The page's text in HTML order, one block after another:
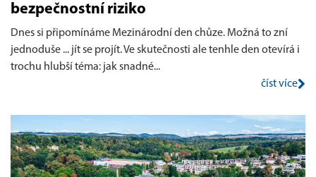
bezpečnostní riziko
Dnes si připomínáme Mezinárodní den chůze. Možná to zní
jednoduše ... jít se projít. Ve skutečnosti ale tenhle den otevírá i
trochu hlubší téma: jak snadné...
číst více